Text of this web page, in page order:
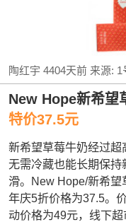
陶红宇 4404天前来源: 1
New Hope新希望
特价37.5元
新希望草莓牛奶经过
无需冷藏也能长期保
滑。New Hope/新希望
年庆5折价格为37.5。
动价格为49元，线下